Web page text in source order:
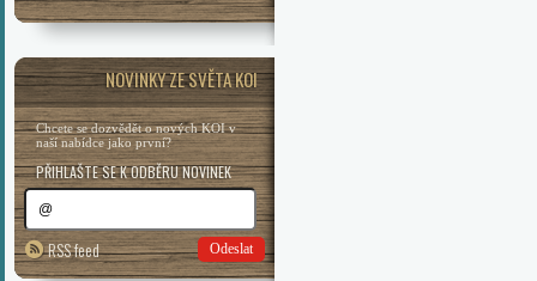
NOVINKY ZE SVĚTA KOI
Chcete se dozvědět o nových KOI v
naší nabídce jako první?
PŘIHLAŠTE SE K ODBĚRU NOVINEK
RSS feed Odeslat